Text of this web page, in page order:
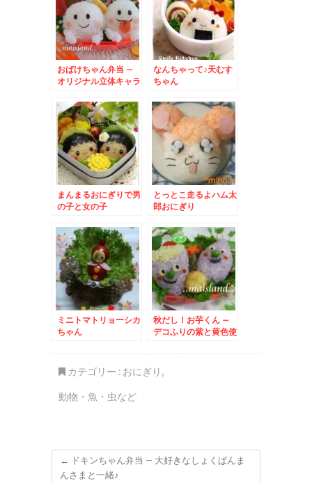
おばけちゃん弁当 –
オリジナル立体キャラ
なんちゃって♪天むす
ちゃん
まんまるおにぎりで男
の子と女の子
とっとこ走るよハム太
郎おにぎり
ミニトマトリョーシカ
ちゃん
秋だし！お芋くん –
デコふりの紫と黄色使
カテゴリー : おにぎり ,
動物・魚・虫など
← ドキンちゃん弁当 – 大好きなしょくぱんま
んさまと一緒♪